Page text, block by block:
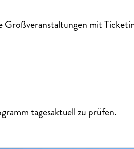
Großveranstaltungen mit
tagesaktuell zu prüfen.